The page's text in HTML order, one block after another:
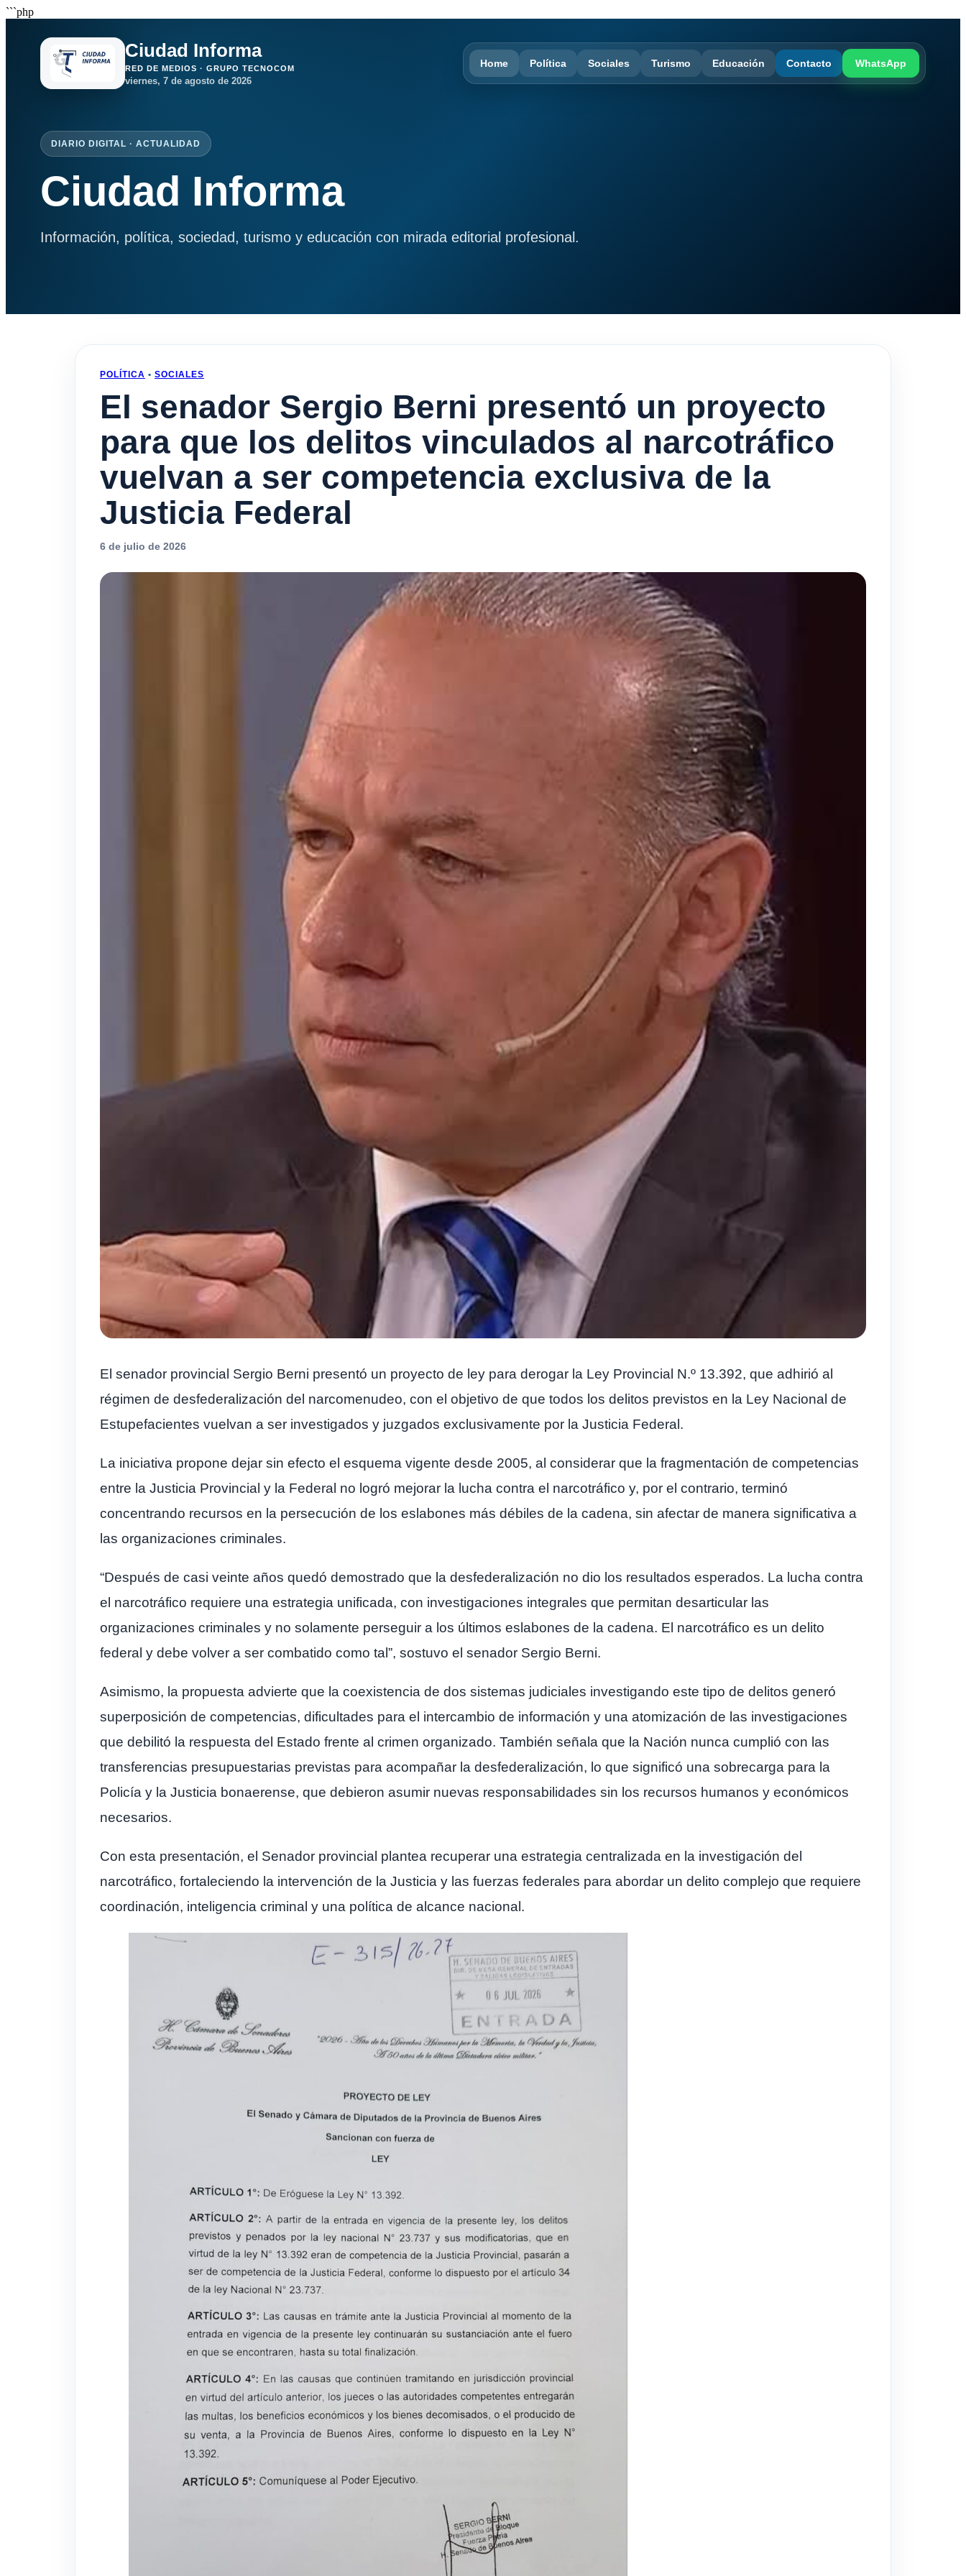
```php
Ciudad Informa
RED DE MEDIOS · GRUPO TECNOCOM
viernes, 7 de agosto de 2026
Home Política Sociales Turismo Educación Contacto WhatsApp
DIARIO DIGITAL · ACTUALIDAD
Ciudad Informa
Información, política, sociedad, turismo y educación con mirada editorial profesional.
POLÍTICA • SOCIALES
El senador Sergio Berni presentó un proyecto
para que los delitos vinculados al narcotráfico
vuelvan a ser competencia exclusiva de la
Justicia Federal
6 de julio de 2026
El senador provincial Sergio Berni presentó un proyecto de ley para derogar la Ley Provincial N.º 13.392, que adhirió al
régimen de desfederalización del narcomenudeo, con el objetivo de que todos los delitos previstos en la Ley Nacional de
Estupefacientes vuelvan a ser investigados y juzgados exclusivamente por la Justicia Federal.
La iniciativa propone dejar sin efecto el esquema vigente desde 2005, al considerar que la fragmentación de competencias
entre la Justicia Provincial y la Federal no logró mejorar la lucha contra el narcotráfico y, por el contrario, terminó
concentrando recursos en la persecución de los eslabones más débiles de la cadena, sin afectar de manera significativa a
las organizaciones criminales.
“Después de casi veinte años quedó demostrado que la desfederalización no dio los resultados esperados. La lucha contra
el narcotráfico requiere una estrategia unificada, con investigaciones integrales que permitan desarticular las
organizaciones criminales y no solamente perseguir a los últimos eslabones de la cadena. El narcotráfico es un delito
federal y debe volver a ser combatido como tal”, sostuvo el senador Sergio Berni.
Asimismo, la propuesta advierte que la coexistencia de dos sistemas judiciales investigando este tipo de delitos generó
superposición de competencias, dificultades para el intercambio de información y una atomización de las investigaciones
que debilitó la respuesta del Estado frente al crimen organizado. También señala que la Nación nunca cumplió con las
transferencias presupuestarias previstas para acompañar la desfederalización, lo que significó una sobrecarga para la
Policía y la Justicia bonaerense, que debieron asumir nuevas responsabilidades sin los recursos humanos y económicos
necesarios.
Con esta presentación, el Senador provincial plantea recuperar una estrategia centralizada en la investigación del
narcotráfico, fortaleciendo la intervención de la Justicia y las fuerzas federales para abordar un delito complejo que requiere
coordinación, inteligencia criminal y una política de alcance nacional.